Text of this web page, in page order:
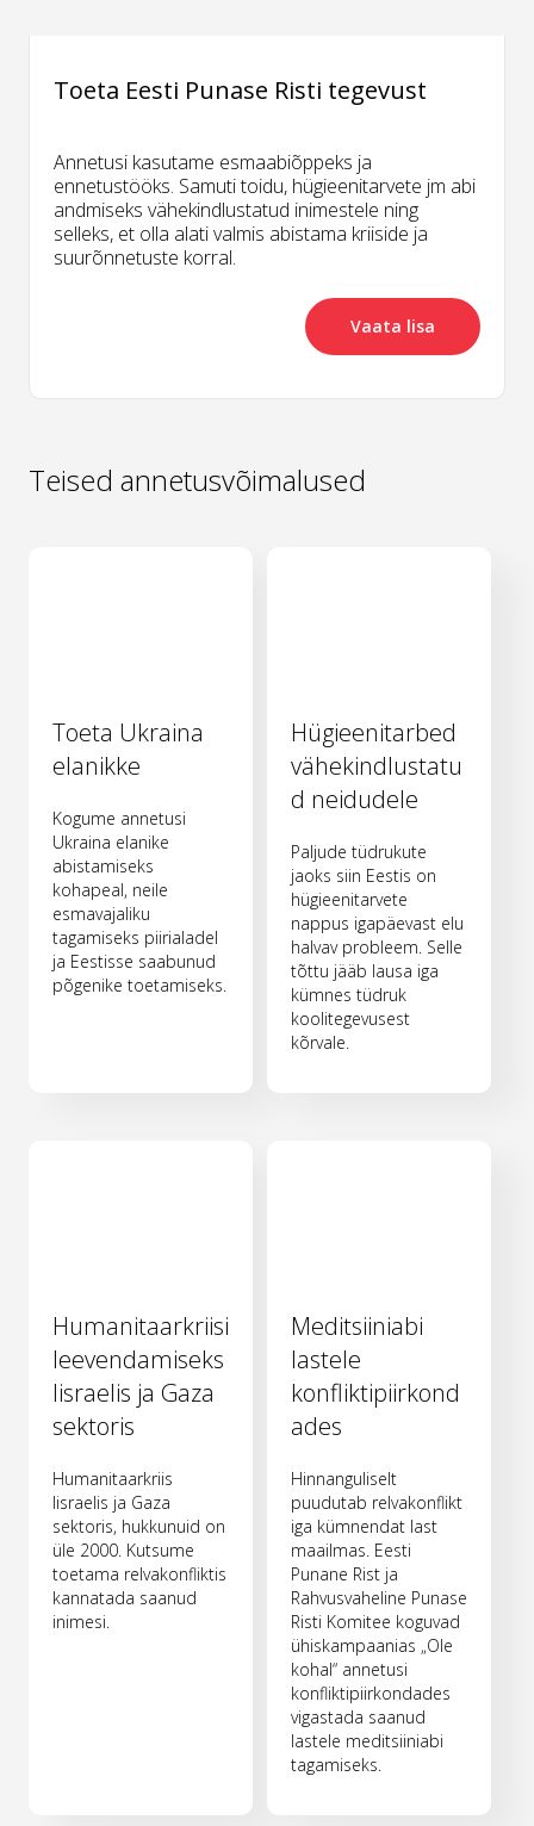
Toeta Eesti Punase Risti tegevust
Annetusi kasutame esmaabiõppeks ja
ennetustööks. Samuti toidu, hügieenitarvete jm abi
andmiseks vähekindlustatud inimestele ning
selleks, et olla alati valmis abistama kriiside ja
suurõnnetuste korral.
Vaata lisa
Teised annetusvõimalused
Toeta Ukraina
elanikke
Kogume annetusi
Ukraina elanike
abistamiseks
kohapeal, neile
esmavajaliku
tagamiseks piirialadel
ja Eestisse saabunud
põgenike toetamiseks.
Hügieenitarbed
vähekindlustatu
d neidudele
Paljude tüdrukute
jaoks siin Eestis on
hügieenitarvete
nappus igapäevast elu
halvav probleem. Selle
tõttu jääb lausa iga
kümnes tüdruk
koolitegevusest
kõrvale.
Humanitaarkriisi
leevendamiseks
Iisraelis ja Gaza
sektoris
Humanitaarkriis
Iisraelis ja Gaza
sektoris, hukkunuid on
üle 2000. Kutsume
toetama relvakonfliktis
kannatada saanud
inimesi.
Meditsiiniabi
lastele
konfliktipiirkond
ades
Hinnanguliselt
puudutab relvakonflikt
iga kümnendat last
maailmas. Eesti
Punane Rist ja
Rahvusvaheline Punase
Risti Komitee koguvad
ühiskampaanias „Ole
kohal“ annetusi
konfliktipiirkondades
vigastada saanud
lastele meditsiiniabi
tagamiseks.